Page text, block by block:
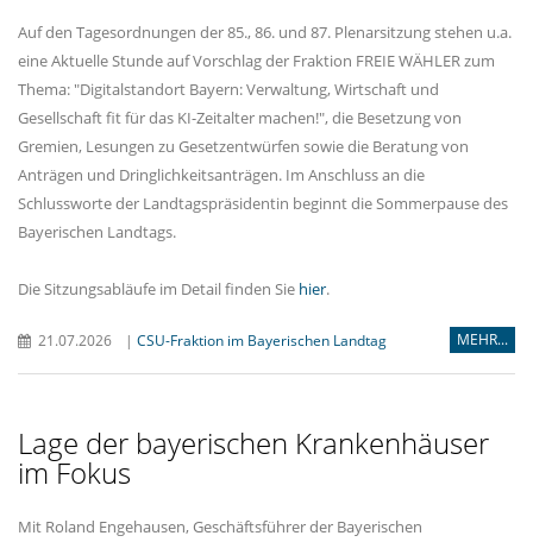
Auf den Tagesordnungen der 85., 86. und 87. Plenarsitzung stehen u.a.
eine Aktuelle Stunde auf Vorschlag der Fraktion FREIE WÄHLER zum
Thema: "Digitalstandort Bayern: Verwaltung, Wirtschaft und
Gesellschaft fit für das KI-Zeitalter machen!", die Besetzung von
Gremien, Lesungen zu Gesetzentwürfen sowie die Beratung von
Anträgen und Dringlichkeitsanträgen. Im Anschluss an die
Schlussworte der Landtagspräsidentin beginnt die Sommerpause des
Bayerischen Landtags.
Die Sitzungsabläufe im Detail finden Sie hier.
21.07.2026 | CSU-Fraktion im Bayerischen Landtag MEHR...
Lage der bayerischen Krankenhäuser
im Fokus
Mit Roland Engehausen, Geschäftsführer der Bayerischen